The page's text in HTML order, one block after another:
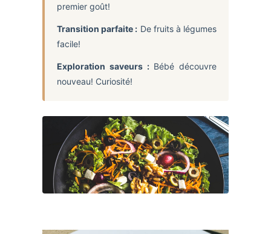
premier goût!
Transition parfaite : De fruits à légumes
facile!
Exploration saveurs :Bébé découvre
nouveau! Curiosité!